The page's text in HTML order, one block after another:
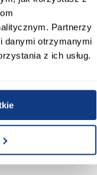
Partnerzy
danymi otrzymanymi
z ich usług.